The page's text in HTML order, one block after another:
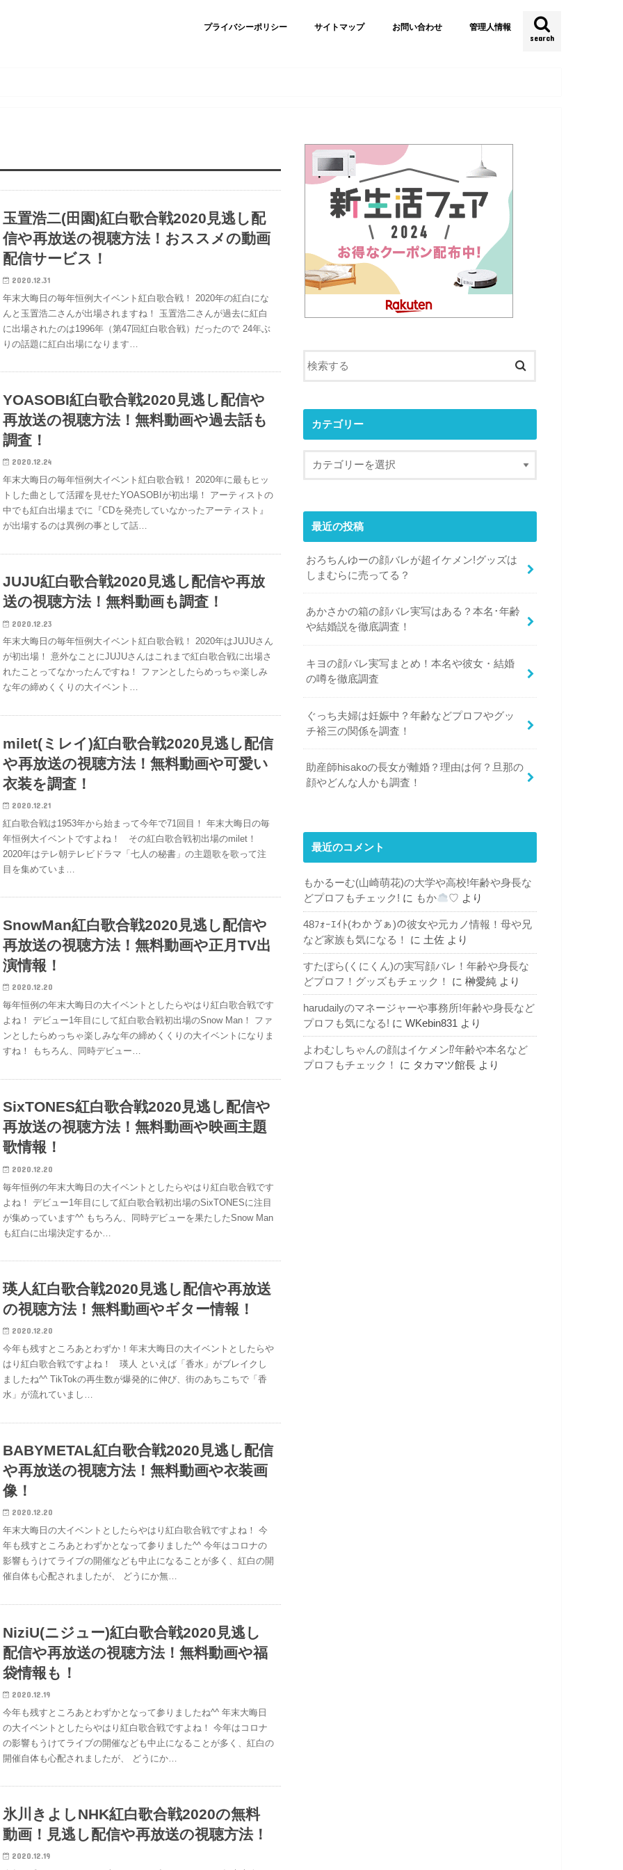
search
プライバシーポリシー サイトマップ お問い合わせ 管理人情報
玉置浩二(田園)紅白歌合戦2020見逃し配
信や再放送の視聴方法！おススメの動画
配信サービス！
2020.12.31
年末大晦日の毎年恒例大イベント紅白歌合戦！ 2020年の紅白にな
んと玉置浩二さんが出場されますね！ 玉置浩二さんが過去に紅白
に出場されたのは1996年（第47回紅白歌合戦）だったので 24年ぶ
りの話題に紅白出場になります…
YOASOBI紅白歌合戦2020見逃し配信や
再放送の視聴方法！無料動画や過去話も
調査！
2020.12.24
年末大晦日の毎年恒例大イベント紅白歌合戦！ 2020年に最もヒッ
トした曲として活躍を見せたYOASOBIが初出場！ アーティストの
中でも紅白出場までに『CDを発売していなかったアーティスト』
が出場するのは異例の事として話…
JUJU紅白歌合戦2020見逃し配信や再放
送の視聴方法！無料動画も調査！
2020.12.23
年末大晦日の毎年恒例大イベント紅白歌合戦！ 2020年はJUJUさん
が初出場！ 意外なことにJUJUさんはこれまで紅白歌合戦に出場さ
れたことってなかったんですね！ ファンとしたらめっちゃ楽しみ
な年の締めくくりの大イベント…
milet(ミレイ)紅白歌合戦2020見逃し配信
や再放送の視聴方法！無料動画や可愛い
衣装を調査！
2020.12.21
紅白歌合戦は1953年から始まって今年で71回目！ 年末大晦日の毎
年恒例大イベントですよね！ その紅白歌合戦初出場のmilet！
2020年はテレ朝テレビドラマ「七人の秘書」の主題歌を歌って注
目を集めていま…
SnowMan紅白歌合戦2020見逃し配信や
再放送の視聴方法！無料動画や正月TV出
演情報！
2020.12.20
毎年恒例の年末大晦日の大イベントとしたらやはり紅白歌合戦です
よね！ デビュー1年目にして紅白歌合戦初出場のSnow Man！ ファ
ンとしたらめっちゃ楽しみな年の締めくくりの大イベントになりま
すね！ もちろん、同時デビュー…
SixTONES紅白歌合戦2020見逃し配信や
再放送の視聴方法！無料動画や映画主題
歌情報！
2020.12.20
毎年恒例の年末大晦日の大イベントとしたらやはり紅白歌合戦です
よね！ デビュー1年目にして紅白歌合戦初出場のSixTONESに注目
が集めっています^^ もちろん、同時デビューを果たしたSnow Man
も紅白に出場決定するか…
瑛人紅白歌合戦2020見逃し配信や再放送
の視聴方法！無料動画やギター情報！
2020.12.20
今年も残すところあとわずか！年末大晦日の大イベントとしたらや
はり紅白歌合戦ですよね！ 瑛人 といえば「香水」がブレイクし
ましたね^^ TikTokの再生数が爆発的に伸び、街のあちこちで「香
水」が流れていまし…
BABYMETAL紅白歌合戦2020見逃し配信
や再放送の視聴方法！無料動画や衣装画
像！
2020.12.20
年末大晦日の大イベントとしたらやはり紅白歌合戦ですよね！ 今
年も残すところあとわずかとなって参りました^^ 今年はコロナの
影響もうけてライブの開催なども中止になることが多く、紅白の開
催自体も心配されましたが、 どうにか無…
NiziU(ニジュー)紅白歌合戦2020見逃し
配信や再放送の視聴方法！無料動画や福
袋情報も！
2020.12.19
今年も残すところあとわずかとなって参りましたね^^ 年末大晦日
の大イベントとしたらやはり紅白歌合戦ですよね！ 今年はコロナ
の影響もうけてライブの開催なども中止になることが多く、紅白の
開催自体も心配されましたが、 どうにか…
氷川きよしNHK紅白歌合戦2020の無料
動画！見逃し配信や再放送の視聴方法！
2020.12.19
カテゴリー
最近の投稿
おろちんゆーの顔バレが超イケメン!グッズは
しまむらに売ってる？
あかさかの箱の顔バレ実写はある？本名･年齢
や結婚説を徹底調査！
キヨの顔バレ実写まとめ！本名や彼女・結婚
の噂を徹底調査
ぐっち夫婦は妊娠中？年齢などプロフやグッ
チ裕三の関係を調査！
助産師hisakoの長女が離婚？理由は何？旦那の
顔やどんな人かも調査！
最近のコメント
もかるーむ(山崎萌花)の大学や高校!年齢や身長な
どプロフもチェック! に もか ♡ より
48ﾌｫｰｴｲﾄ(わかゔぁ)の彼女や元カノ情報！母や兄
など家族も気になる！
に 土佐 より
すたぽら(くにくん)の実写顔バレ！年齢や身長な
どプロフ！グッズもチェック！
に 榊愛純 より
harudailyのマネージャーや事務所!年齢や身長など
プロフも気になる! に WKebin831 より
よわむしちゃんの顔はイケメン⁉年齢や本名など
プロフもチェック！
に タカマツ館長 より